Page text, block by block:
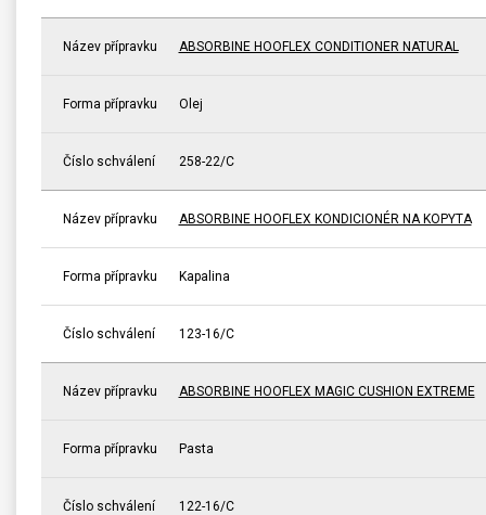
Název přípravku ABSORBINE HOOFLEX CONDITIONER NATURAL
Forma přípravku Olej
Číslo schválení 258-22/C
Název přípravku ABSORBINE HOOFLEX KONDICIONÉR NA KOPYTA
Forma přípravku Kapalina
Číslo schválení 123-16/C
Název přípravku ABSORBINE HOOFLEX MAGIC CUSHION EXTREME
Forma přípravku Pasta
Číslo schválení 122-16/C